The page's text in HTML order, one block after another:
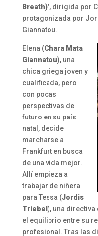
Breath)’, dirigida por
protagonizada por
Giannatou.
Elena (Chara Mata
Giannatou), una
chica griega joven y
cualificada, pero
con pocas
perspectivas de
futuro en su país
natal, decide
marcharse a
Frankfurt en busca
de una vida mejor.
Allí empieza a
trabajar de niñera
para Tessa (Jordis
Triebel ), una directiva
el equilibrio entre su
profesional. Tras las